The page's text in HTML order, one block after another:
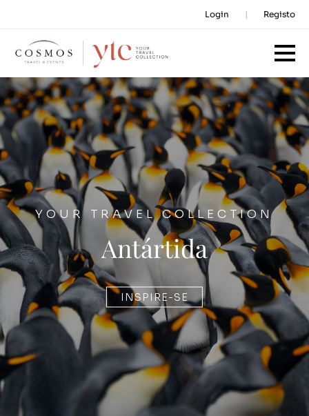
Login Registo
YOUR TRAVEL COLLECTION
Antártida
INSPIRE-SE